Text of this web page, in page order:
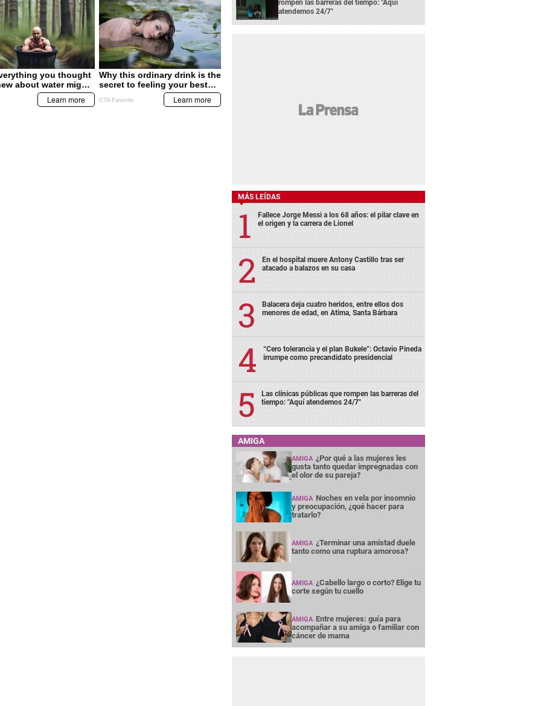
rompen las barreras del tiempo: "Aquí
atendemos 24/7"
MÁS LEÍDAS
Fallece Jorge Messi a los 68 años: el pilar clave en
el origen y la carrera de Lionel
En el hospital muere Antony Castillo tras ser
atacado a balazos en su casa
Balacera deja cuatro heridos, entre ellos dos
menores de edad, en Atima, Santa Bárbara
“Cero tolerancia y el plan Bukele”: Octavio Pineda
irrumpe como precandidato presidencial
Las clínicas públicas que rompen las barreras del
tiempo: "Aquí atendemos 24/7"
AMIGA
AMIGA ¿Por qué a las mujeres les
gusta tanto quedar impregnadas con
el olor de su pareja?
AMIGA Noches en vela por insomnio
y preocupación, ¿qué hacer para
tratarlo?
AMIGA ¿Terminar una amistad duele
tanto como una ruptura amorosa?
AMIGA ¿Cabello largo o corto? Elige tu
corte según tu cuello
AMIGA Entre mujeres: guía para
acompañar a su amiga o familiar con
cáncer de mama